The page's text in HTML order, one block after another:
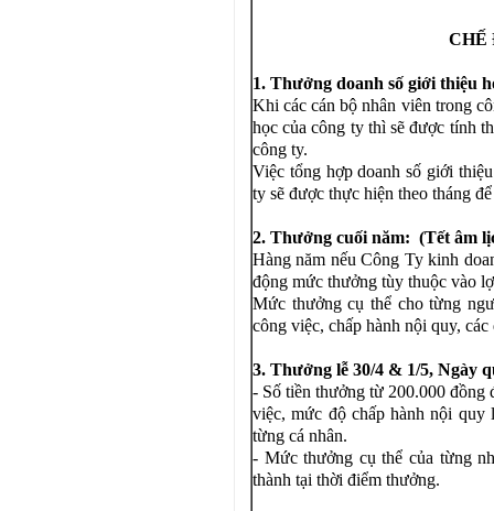
CHẾ
1. Thưởng doanh số giới thiệu
Khi các cán bộ nhân viên trong
học của công ty thì sẽ được tính
công ty.
Việc tổng hợp doanh số giới
ty sẽ được thực hiện theo tháng
2. Thưởng cuối năm: (Tết âm
Hàng năm nếu Công Ty kinh
động mức thưởng tùy thuộc vào
Mức thưởng cụ thể cho từng
công việc, chấp hành nội quy,
3. Thưởng lễ 30/4 & 1/5, Ngày
- Số tiền thưởng từ 200.000 đồng
việc, mức độ chấp hành nội
từng cá nhân.
- Mức thưởng cụ thể của từng
thành tại thời điểm thưởng.